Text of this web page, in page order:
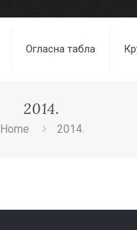
Огласна табла
2014.
Home 2014.